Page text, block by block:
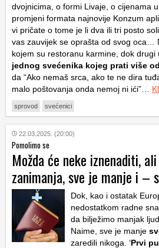
dvojnicima, o formi Livaje, o cijenama
promjeni formata najnovije Konzum
vi pričate o tome je li dva ili tri posto
vas zauvijek se oprašta od svog oca…
kojem su restoranu karmine, dok drugi
jednog svećenika kojeg prati više
da “Ako nemaš srca, ako te ne dira
malo poštovanja onda nemoj ni ići”…
sprovod svećenici
22.03.2025. (20:00)
Pomolimo se
Možda će neke iznenaditi,
zanimanja, sve je manje i –
Dok, kao i ostatak
nedostatkom radne
da bilježimo manjak
Naime, sve je manje
zaredili nikoga. ‘Prvi